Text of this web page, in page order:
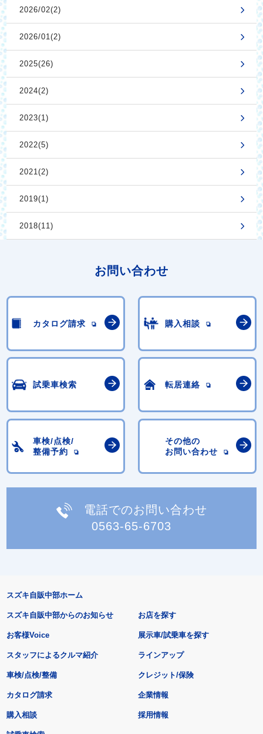
2026/02(2)
2026/01(2)
2025(26)
2024(2)
2023(1)
2022(5)
2021(2)
2019(1)
2018(11)
お問い合わせ
カタログ請求 購入相談
試乗車検索 転居連絡
車検/点検/
整備予約
その他の
お問い合わせ
電話でのお問い合わせ
0563-65-6703
スズキ自販中部ホーム
スズキ自販中部からのお知らせ
お客様Voice
スタッフによるクルマ紹介
お店を探す
展示車/試乗車を探す
ラインアップ
車検/点検/整備 クレジット/保険
カタログ請求
購入相談
企業情報
採用情報